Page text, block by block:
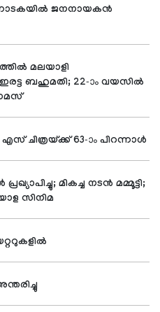
ജനനായകന്‍
മലയാളി
ബഹുമതി; 22-ാം വയസില്‍
ചിത്രയ്ക്ക് 63-ാം പിറന്നാള്‍
മികച്ച നടന്‍ മമ്മൂട്ടി;
സിനിമ